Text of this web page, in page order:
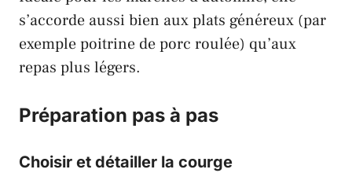
s’accorde aussi bien aux plats généreux (par
exemple poitrine de porc roulée) qu’aux
repas plus légers.
Préparation pas à pas
Choisir et détailler la courge